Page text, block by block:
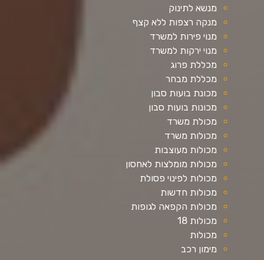
מנשא לתינוק
מנקה רצפות ללא קצף
מנוי פירות למשרד
מנוי ירקות למשרד
מכללת פרוג
מכללת מבחר
מכונת בועות סבון
מכונות בועות סבון
מכולת משרד
מכולות משרד
מכולות מעוצבות
מכולות מומלצות לאחסון
מכולות לפינוי פסולת
מכולות חדשות
מכולות הקפאה לגופות
מכולות 18
מכולות
מימון רכב